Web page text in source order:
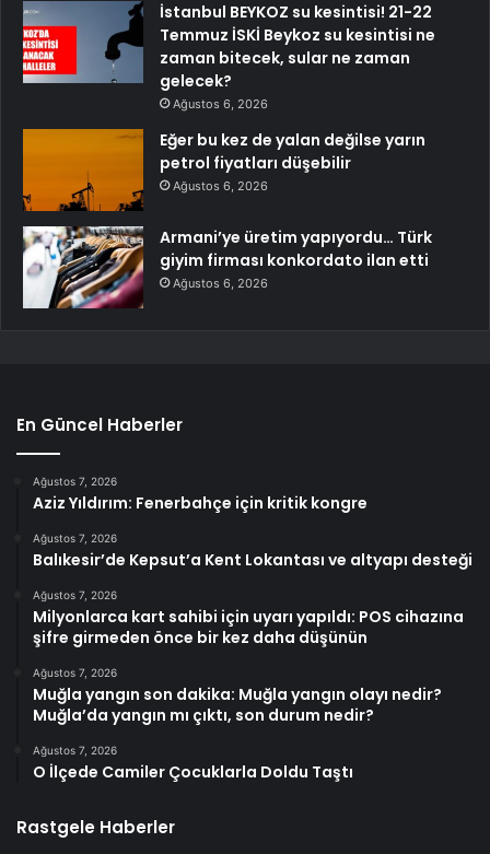
İstanbul BEYKOZ su kesintisi! 21-22
Temmuz İSKİ Beykoz su kesintisi ne
zaman bitecek, sular ne zaman
gelecek?
Ağustos 6, 2026
Eğer bu kez de yalan değilse yarın
petrol fiyatları düşebilir
Ağustos 6, 2026
Armani’ye üretim yapıyordu… Türk
giyim firması konkordato ilan etti
Ağustos 6, 2026
En Güncel Haberler
Ağustos 7, 2026
Aziz Yıldırım: Fenerbahçe için kritik kongre
Ağustos 7, 2026
Balıkesir’de Kepsut’a Kent Lokantası ve altyapı desteği
Ağustos 7, 2026
Milyonlarca kart sahibi için uyarı yapıldı: POS cihazına
şifre girmeden önce bir kez daha düşünün
Ağustos 7, 2026
Muğla yangın son dakika: Muğla yangın olayı nedir?
Muğla’da yangın mı çıktı, son durum nedir?
Ağustos 7, 2026
O İlçede Camiler Çocuklarla Doldu Taştı
Rastgele Haberler